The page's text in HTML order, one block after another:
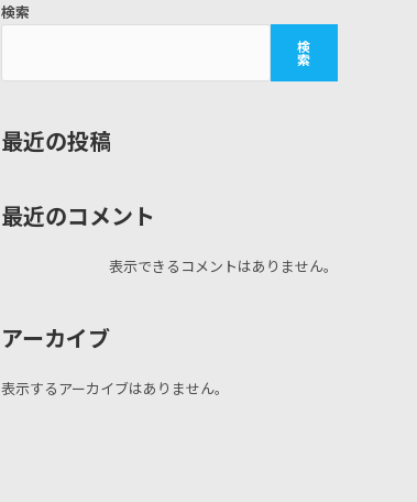
検索
検
索
最近の投稿
最近のコメント
表示できるコメントはありません。
アーカイブ
表示するアーカイブはありません。